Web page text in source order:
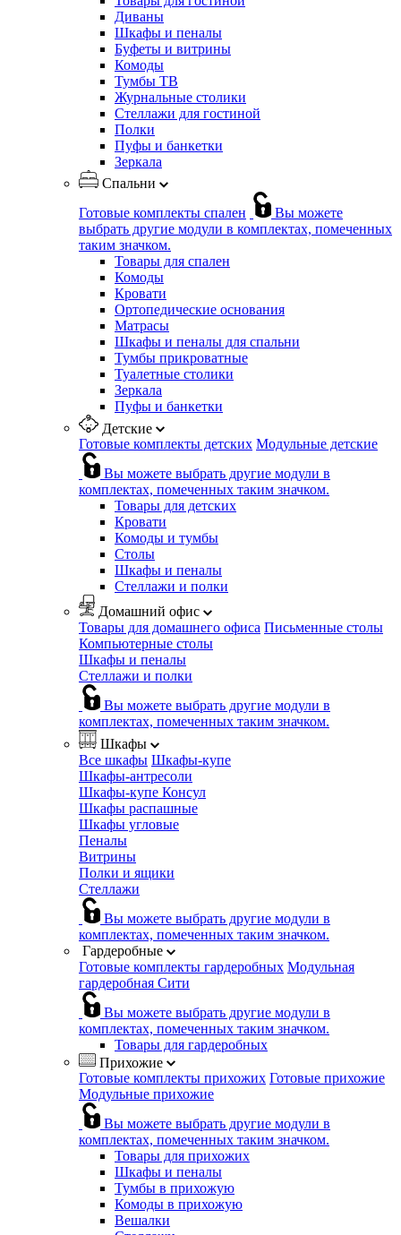
Диваны
Шкафы и пеналы
Буфеты и витрины
Комоды
Тумбы ТВ
Журнальные столики
Стеллажи для гостиной
Полки
Пуфы и банкетки
Зеркала
Спальни
Готовые комплекты спален
Вы можете
выбрать другие модули в комплектах, помеченных
таким значком.
Товары для спален
Комоды
Кровати
Ортопедические основания
Матрасы
Шкафы и пеналы для спальни
Тумбы прикроватные
Туалетные столики
Зеркала
Пуфы и банкетки
Детские
Готовые комплекты детских Модульные детские
Вы можете выбрать другие модули в
комплектах, помеченных таким значком.
Товары для детских
Кровати
Комоды и тумбы
Столы
Шкафы и пеналы
Стеллажи и полки
Домашний офис
Товары для домашнего офиса Письменные столы
Компьютерные столы
Шкафы и пеналы
Стеллажи и полки
Вы можете выбрать другие модули в
комплектах, помеченных таким значком.
Шкафы
Все шкафы Шкафы-купе
Шкафы-антресоли
Шкафы-купе Консул
Шкафы распашные
Шкафы угловые
Пеналы
Витрины
Полки и ящики
Стеллажи
Вы можете выбрать другие модули в
комплектах, помеченных таким значком.
Гардеробные
Готовые комплекты гардеробных Модульная
гардеробная Сити
Вы можете выбрать другие модули в
комплектах, помеченных таким значком.
Товары для гардеробных
Прихожие
Готовые комплекты прихожих Готовые прихожие
Модульные прихожие
Вы можете выбрать другие модули в
комплектах, помеченных таким значком.
Товары для прихожих
Шкафы и пеналы
Тумбы в прихожую
Комоды в прихожую
Вешалки